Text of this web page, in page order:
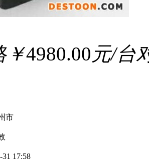
￥4980.00 元/台
市
31 17:58